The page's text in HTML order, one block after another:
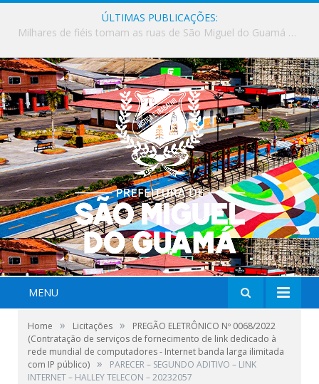
ÚLTIMAS PUBLICAÇÕES:
Milhares de fiéis tomam as ruas de São Miguel do Guamá em uma grande celebração de fé na Marcha para Jesus 2026.
MENU
Home » Licitações »
PREGÃO ELETRÔNICO Nº 0068/2022
(Contratação de serviços de fornecimento de link dedicado à
rede mundial de computadores - Internet banda larga ilimitada
com IP público) »
PARECER – SEGUNDO ADITIVO – LINK
INTERNET – HALLEY TELECON – 20232057